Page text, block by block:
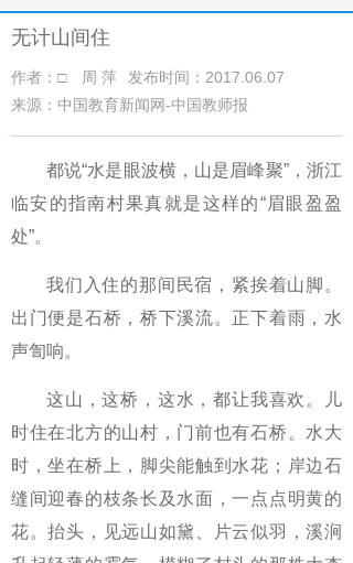
无计山间住
作者：□ 周 萍
发布时间：2017.06.07
来源：中国教育新闻网-中国教师报
都说“水是眼波横，山是眉峰聚”，浙江
临安的指南村果真就是这样的“眉眼盈盈
处”。
我们入住的那间民宿，紧挨着山脚。
出门便是石桥，桥下溪流。正下着雨，水
声訇响。
这山，这桥，这水，都让我喜欢。儿
时住在北方的山村，门前也有石桥。水大
时，坐在桥上，脚尖能触到水花；岸边石
缝间迎春的枝条长及水面，一点点明黄的
花。抬头，见远山如黛、片云似羽，溪涧